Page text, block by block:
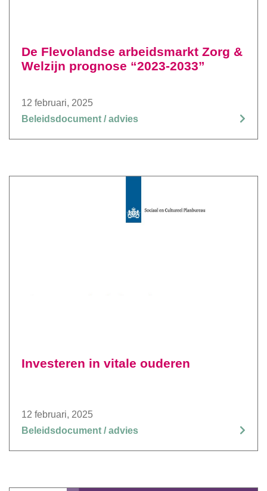
De Flevolandse arbeidsmarkt Zorg &
Welzijn prognose “2023-2033”
12 februari, 2025
Beleidsdocument / advies
Investeren in vitale ouderen
12 februari, 2025
Beleidsdocument / advies